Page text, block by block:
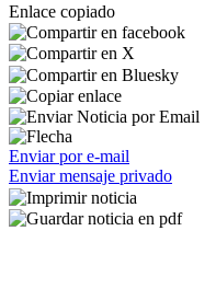
Enlace copiado
Enviar por e-mail
Enviar mensaje privado